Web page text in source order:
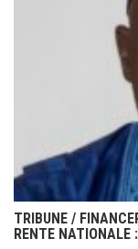
TRIBUNE /
RENTE